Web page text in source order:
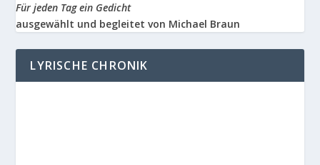
Für jeden Tag ein Gedicht
ausgewählt und begleitet von Michael Braun
LYRISCHE CHRONIK